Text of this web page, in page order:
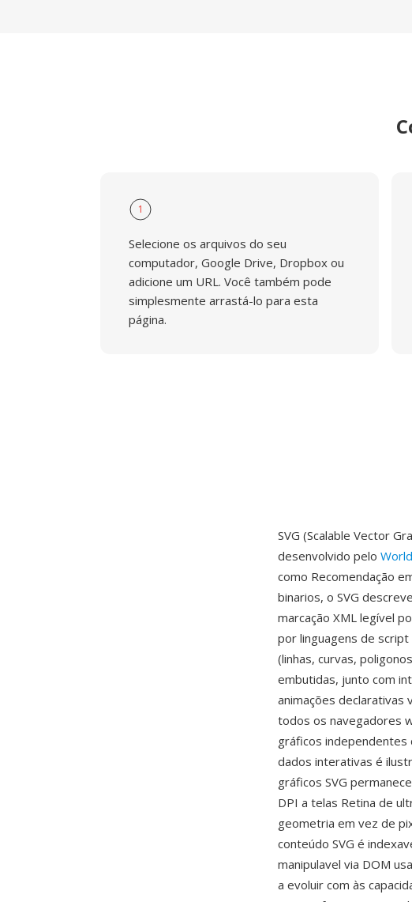
1
Selecione os arquivos do seu
computador, Google Drive, Dropbox ou
adicione um URL. Você também pode
simplesmente arrastá-lo para esta
página.
SVG (Scalable Vector
desenvolvido pelo
como Recomendação
binarios, o SVG
marcação XML legível
por linguagens de
(linhas, curvas,
embutidas, junto com
animações declarativas
todos os navegadores
gráficos
dados interativas é
gráficos SVG
DPI a telas Retina de
geometria em vez de
conteúdo SVG é
manipulavel via DOM
a evoluir com às